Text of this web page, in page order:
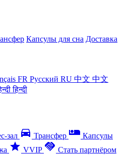
Капсулы для сна Доставка
FR Русский RU 中文 中文
हिन्दी
зал directions_car Трансфер airline_seat_individual_suite Капсулы
star VVIP handshake Стать партнёром